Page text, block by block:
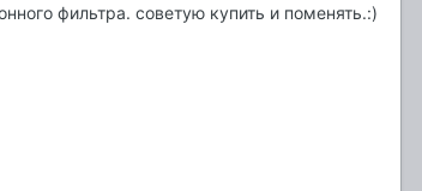
фильтра. советую купить и поменять.:)